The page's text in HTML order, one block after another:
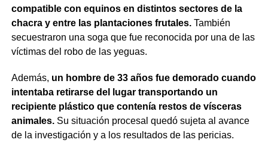
compatible con equinos en distintos sectores de la
chacra y entre las plantaciones frutales. También
secuestraron una soga que fue reconocida por una de las
víctimas del robo de las yeguas.
Además, un hombre de 33 años fue demorado cuando
intentaba retirarse del lugar transportando un
recipiente plástico que contenía restos de vísceras
animales. Su situación procesal quedó sujeta al avance
de la investigación y a los resultados de las pericias.